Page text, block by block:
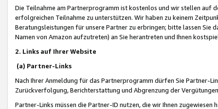
Die Teilnahme am Partnerprogramm ist kostenlos und wir stellen auf
erfolgreichen Teilnahme zu unterstützen. Wir haben zu keinem
Beratungsleistungen für unsere Partner zu erbringen; bitte lassen Sie
Namen von Amazon aufzutreten) an Sie herantreten und Ihnen
2. Links auf Ihrer Website
(a) Partner-Links
Nach Ihrer Anmeldung für das Partnerprogramm dürfen Sie Partner-
Zurückverfolgung, Berichterstattung und Abgrenzung der
Partner-Links müssen die Partner-ID nutzen, die wir Ihnen zugewiesen